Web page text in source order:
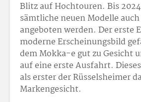
Blitz auf Hochtouren. Bis
sämtliche neuen Modelle
angeboten werden. Der erste
moderne Erscheinungsbild
dem Mokka-e gut zu Gesicht
auf eine erste Ausfahrt.
als erster der Rüsselsheimer
Markengesicht.